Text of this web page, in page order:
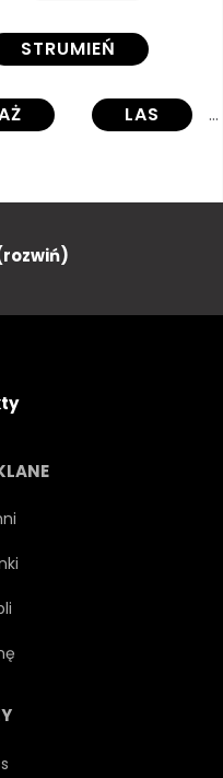
STRUMIEŃ
LAS
ZIELONY
PARK